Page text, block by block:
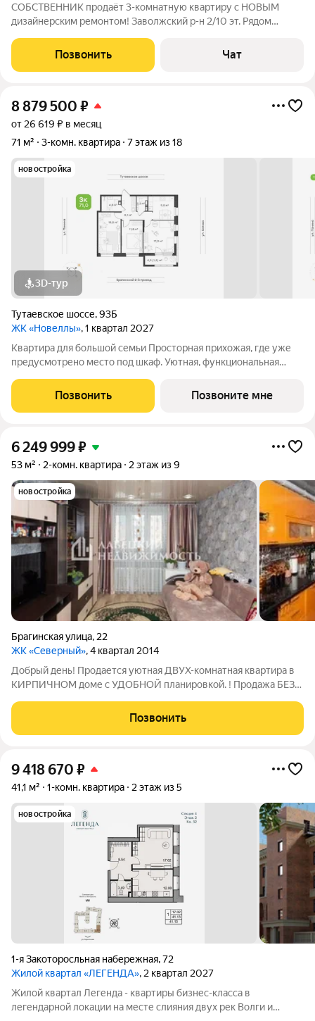
СОБСТВЕННИК продаёт 3-комнатную квартиру с НОВЫМ
дизайнерским ремонтом! Заволжский р-н 2/10 эт. Рядом
и не хочет вкладываться в ремонт. Квартира полностью готова
к заселению: современный
Позвонить Чат
8 879 500 ₽
от 26 619 ₽ в месяц
71 м²
3-комн. квартира 7 этаж из 18
новостройка
3D-тур
Тутаевское шоссе,93Б
ЖК «Новеллы», 1 квартал 2027
Квартира для большой семьи Просторная прихожая, где уже
предусмотрено место под шкаф. Уютная, функциональная
предусмотрена просторная лоджия, где можно обустроить
дополнительную зону отдыха. Санузел
Позвонить Позвоните мне
6 249 999₽
53 м² 2-комн. квартира 2 этаж из 9
новостройка
Брагинская улица, 22
ЖК «Северный», 4 квартал 2014
Добрый день! Продается уютная ДВУХ-комнатная квартира в
КИРПИЧНОМ доме с УДОБНОЙ планировкой. ! Продажа БЕЗ
сопроводим Вашу сделку, деятельность нашего агентства
застрахована на 20 000 000 р. Будем
Позвонить
9 418 670 ₽
41,1 м² 1-комн. квартира 2 этаж из 5
новостройка
1-я Закоторосльная набережная,72
Жилой квартал «ЛЕГЕНДА», 2 квартал 2027
Жилой квартал Легенда - квартиры бизнес-класса в
легендарной локации на месте слияния двух рек Волги и